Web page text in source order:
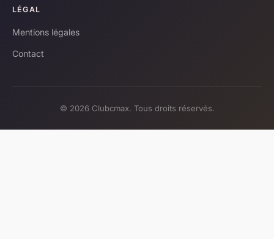
LÉGAL
Mentions légales
Contact
© 2026 Clubcmax. Tous droits réservés.